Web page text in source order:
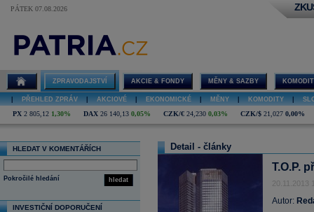
PÁTEK 07.08.2026
ZPRAVODAJSTVÍ AKCIE & FONDY MĚNY & SAZBY
PŘEHLED ZPRÁV AKCIOVÉ EKONOMICKÉ MĚNY KOMODITY
PX 2 805,12 1,30% DAX 26 140,13 0,05% CZK/€ 24,230 0,03% CZK/$ 21,027 0,00%
HLEDAT V KOMENTÁŘÍCH
hledat
Pokročilé hledání
INVESTIČNÍ DOPORUČENÍ
Detail - články
T.O.P.
20.11.2013
Autor: